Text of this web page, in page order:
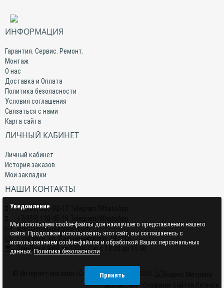
ИНФОРМАЦИЯ
Гарантия. Сервис. Ремонт.
Монтаж
О нас
Доставка и Оплата
Политика безопасности
Условия соглашения
Связаться с нами
Карта сайта
ЛИЧНЫЙ КАБИНЕТ
Личный кабинет
История заказов
Мои закладки
НАШИ КОНТАКТЫ
+7(959) 509-02-17 Telegram/WhatsApp
specclimat.lg@gmail.com
г. Луганск, ул. Даргомыжского, 2-Е/216
Пон-Птн с 9:00 до 17:00; Суб с 10:00 до 15:00
© Интернет-магазин «СпецКлимат» 2015–2025.
Уведомление
Мы используем cookie-файлы для наилучшего представления нашего
сайта. Продолжая использовать этот сайт, вы соглашаетесь с
использованием cookie-файлов и обработкой Ваших персональных
данных. Политика безопасности
Принять